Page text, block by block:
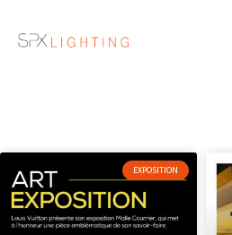
EXPOSITION